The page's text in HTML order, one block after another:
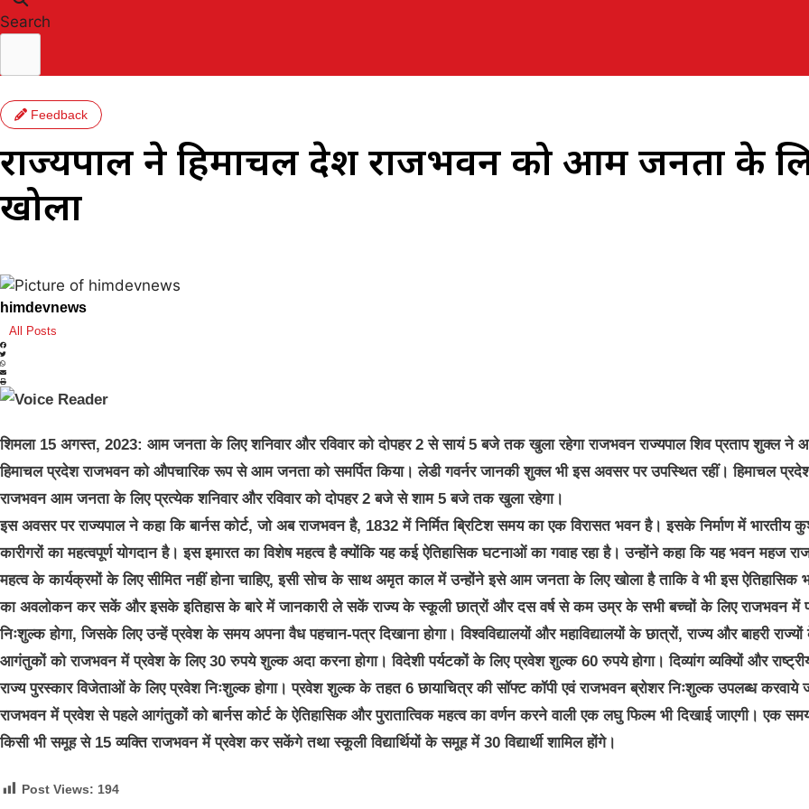
Search
Feedback
राज्यपाल ने हिमाचल प्रदेश राजभवन को आम जनता के
खोला
himdevnews
All Posts
शिमला 15 अगस्त, 2023: आम जनता के लिए शनिवार और रविवार को दोपहर 2 से सायं 5 बजे तक खुला रहेगा राजभवनराज्यपाल शिव प्रताप शुक्ल ने
हिमाचल प्रदेश राजभवन को औपचारिक रूप से आम जनता को समर्पित किया। लेडी गवर्नर जानकी शुक्ल भी इस अवसर पर उपस्थित रहीं। हिमाचल
राजभवन आम जनता के लिए प्रत्येक शनिवार और रविवार को दोपहर 2 बजे से शाम 5 बजे तक खुला रहेगा।
इस अवसर पर राज्यपाल ने कहा कि बार्नस कोर्ट, जो अब राजभवन है, 1832 में निर्मित ब्रिटिश समय का एक विरासत भवन है। इसके निर्माण में भारतीय
कारीगरों का महत्वपूर्ण योगदान है। इस इमारत का विशेष महत्व है क्योंकि यह कई ऐतिहासिक घटनाओं का गवाह रहा है। उन्होंने कहा कि यह भवन महज
महत्व के कार्यक्रमों के लिए सीमित नहीं होना चाहिए, इसी सोच के साथ अमृत काल में उन्होंने इसे आम जनता के लिए खोला है ताकि वे भी इस ऐतिहासिक
का अवलोकन कर सकें और इसके इतिहास के बारे में जानकारी ले सकें राज्य के स्कूली छात्रों और दस वर्ष से कम उम्र के सभी बच्चों के लिए राजभवन में
निःशुल्क होगा, जिसके लिए उन्हें प्रवेश के समय अपना वैध पहचान-पत्र दिखाना होगा। विश्वविद्यालयों और महाविद्यालयों के छात्रों, राज्य और बाहरी
आगंतुकों को राजभवन में प्रवेश के लिए 30 रुपये शुल्क अदा करना होगा। विदेशी पर्यटकों के लिए प्रवेश शुल्क 60 रुपये होगा। दिव्यांग व्यक्यिों और
राज्य पुरस्कार विजेताओं के लिए प्रवेश निःशुल्क होगा। प्रवेश शुल्क के तहत 6 छायाचित्र की सॉफ्ट कॉपी एवं राजभवन ब्रोशर निःशुल्क उपलब्ध करवाये
राजभवन में प्रवेश से पहले आगंतुकों को बार्नस कोर्ट के ऐतिहासिक और पुरातात्विक महत्व का वर्णन करने वाली एक लघु फिल्म भी दिखाई जाएगी। एक
किसी भी समूह से 15 व्यक्ति राजभवन में प्रवेश कर सकेंगे तथा स्कूली विद्यार्थियों के समूह में 30 विद्यार्थी शामिल होंगे।
Post Views: 194